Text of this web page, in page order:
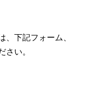
、下記フォーム、
さい。